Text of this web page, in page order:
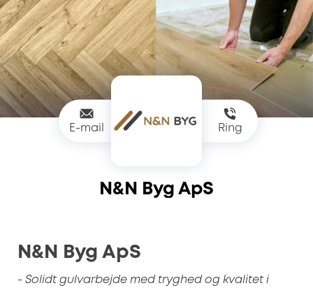
E-mail Ring
N&N Byg ApS
N&N Byg ApS
- Solidt gulvarbejde med tryghed og kvalitet i